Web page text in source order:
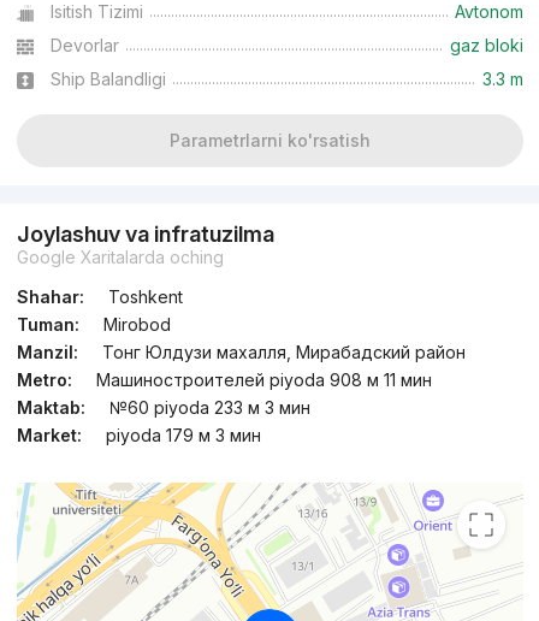
Isitish Tizimi
Avtonom
Devorlar
gaz bloki
Ship Balandligi
3.3 m
Parametrlarni ko'rsatish
Joylashuv va infratuzilma
Google Xaritalarda oching
Shahar:
Toshkent
Tuman:
Mirobod
Manzil:
Тонг Юлдузи махалля, Мирабадский район
Metro:
Машиностроителей piyoda 908 м 11 мин
Maktab:
№60 piyoda 233 м 3 мин
Market:
piyoda 179 м 3 мин